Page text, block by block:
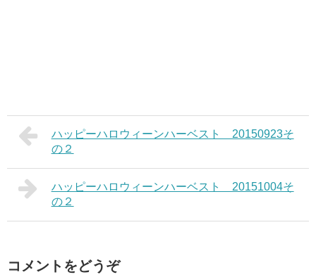
ハッピーハロウィーンハーベスト 20150923そ
の２
ハッピーハロウィーンハーベスト 20151004そ
の２
コメントをどうぞ